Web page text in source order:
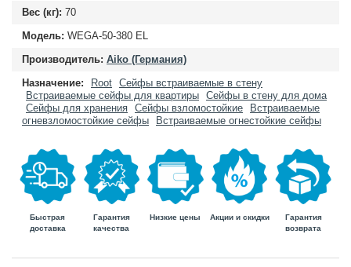
Вес (кг): 70
Модель: WEGA-50-380 EL
Производитель: Aiko (Германия)
Назначение:
Root Сейфы встраиваемые в стену
Встраиваемые сейфы для квартиры Сейфы в стену для дома
Сейфы для хранения Сейфы взломостойкие
Встраиваемые
огневзломостойкие сейфы
Встраиваемые огнестойкие сейфы
Быстрая
доставка
Гарантия
качества
Низкие цены Акции и скидки
Гарантия
возврата